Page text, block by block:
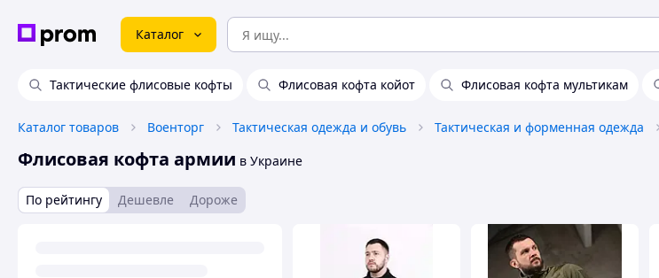
Каталог
Тактические флисовые кофты Флисовая кофта койот Флисовая кофта мультикам
Каталог товаров Военторг Тактическая одежда и обувь Тактическая и форменная одежда
Флисовая кофта армии в Украине
По рейтингу Дешевле Дороже